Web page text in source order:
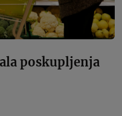
poskupljenja